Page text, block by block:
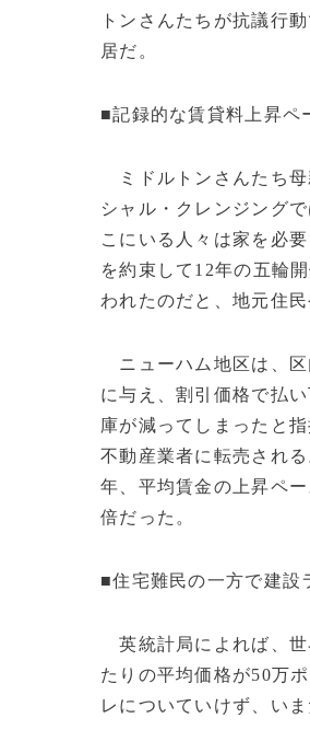
トンさんたちが抗議行
居だ。
■記録的な賃貸料上昇ペ
ミドルトンさんたち母
シャル・クレンジング
こにいる人々は家を必
を約束して12年の五輪
われたのだと、地元住
ニューハム地区は、区
に与え、割引価格で払
庫が減ってしまったと
不動産業者に転売され
年、平均賃金の上昇ペ
倍だった。
■住宅難民の一方で建設
英統計局によれば、世
たりの平均価格が50万
レについていけず、い